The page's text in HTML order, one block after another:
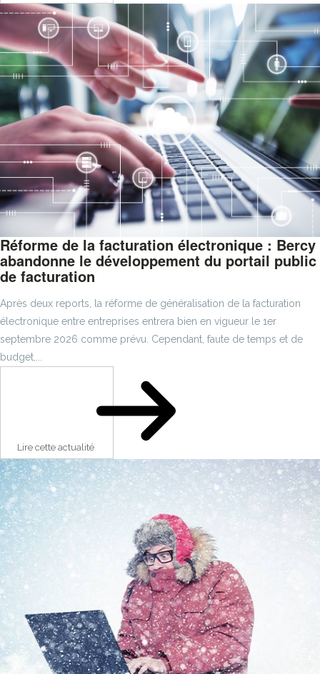
Réforme de la facturation électronique : Bercy
abandonne le développement du portail public
de facturation
Après deux reports, la réforme de généralisation de la facturation
électronique entre entreprises entrera bien en vigueur le 1er
septembre 2026 comme prévu. Cependant, faute de temps et de
budget,...
Lire cette actualité